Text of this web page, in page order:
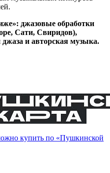
джазовые обработки
Сати, Свиридов),
джаза и авторская музыка.
купить по «Пушкинской